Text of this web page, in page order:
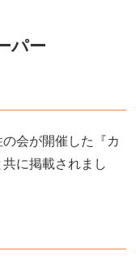
パー
会が開催した『カ
に掲載されまし